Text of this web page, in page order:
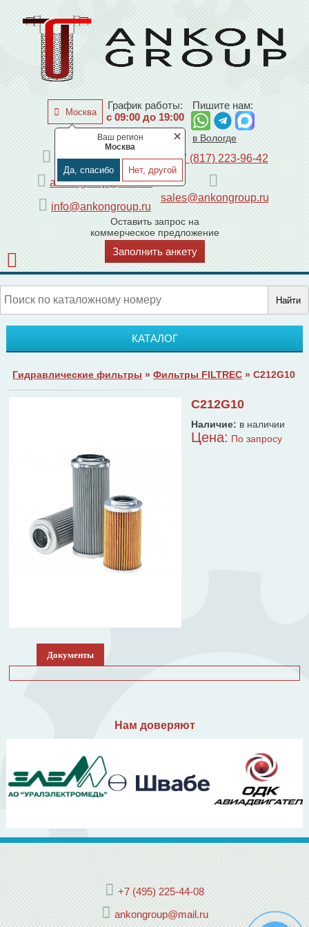
Москва
×
Ваш регион
Москва
Да, спасибо Нет, другой
График работы:
с 09:00 до 19:00
Пишите нам:
по Москве
+7 (495) 225-44-08
ankongroup@mail.ru
info@ankongroup.ru
в Вологде
+7 (817) 223-96-42
sales@ankongroup.ru
Оставить запрос на
коммерческое предложение
Заполнить анкету
Найти
КАТАЛОГ
Гидравлические фильтры »Фильтры FILTREC » C212G10
C212G10
Наличие: в наличии
Цена: По запросу
Документы
Нам доверяют
+7 (495) 225-44-08
ankongroup@mail.ru